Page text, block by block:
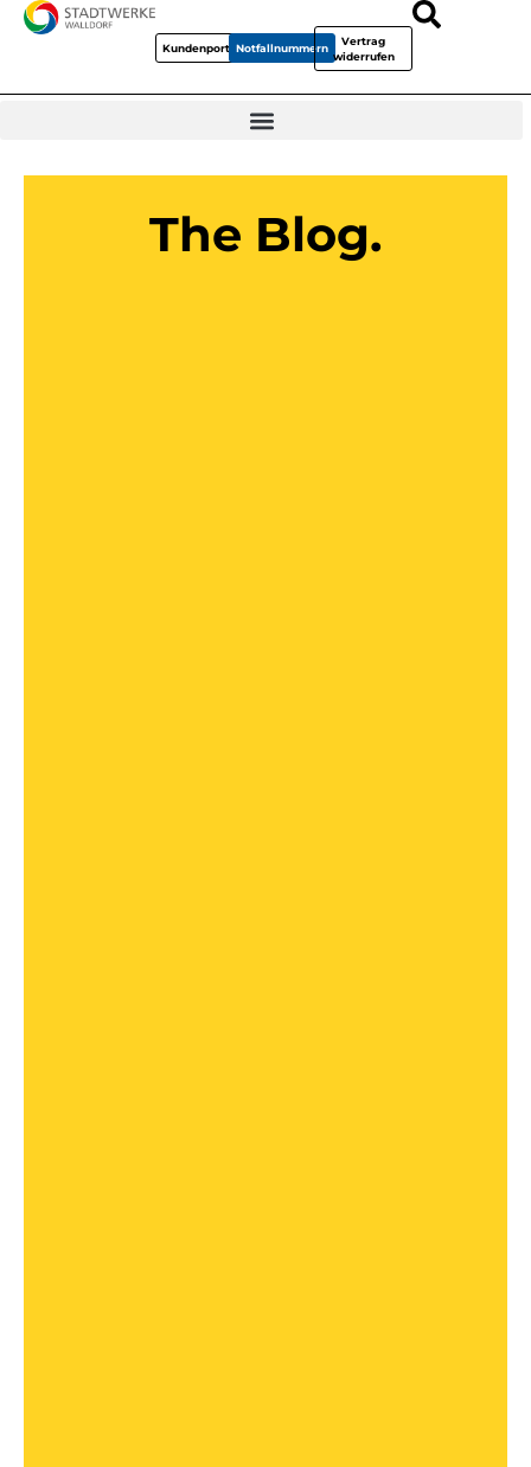
KundenportalNotfallnummern
Vertrag
widerrufen
The Blog.